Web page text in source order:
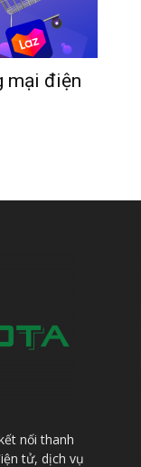
mại điện
nối thanh
tử, dịch vụ